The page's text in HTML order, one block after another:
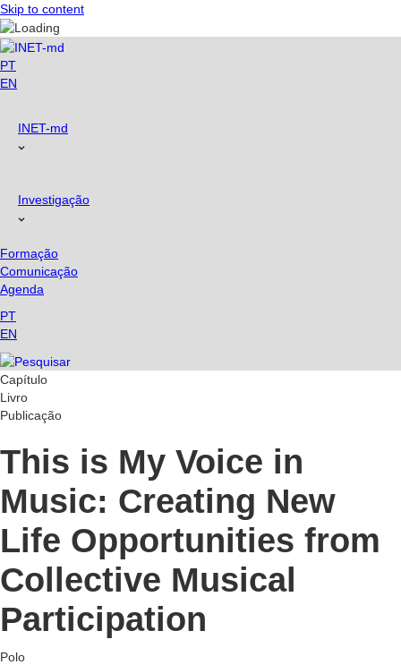
Skip to content
PT
EN
INET-md
Investigação
Formação
Comunicação
Agenda
PT
EN
Capítulo
Livro
Publicação
This is My Voice in
Music: Creating New
Life Opportunities from
Collective Musical
Participation
Polo